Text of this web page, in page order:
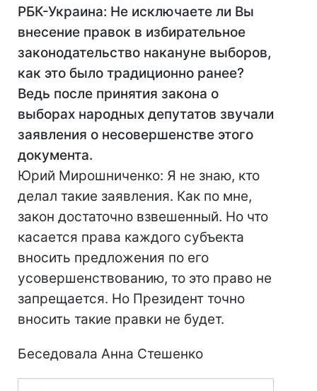
РБК-Украина: Не исключаете ли Вы
внесение правок в избирательное
законодательство накануне выборов,
как это было традиционно ранее?
Ведь после принятия закона о
выборах народных депутатов звучали
заявления о несовершенстве этого
документа.
Юрий Мирошниченко: Я не знаю, кто
делал такие заявления. Как по мне,
закон достаточно взвешенный. Но что
касается права каждого субъекта
вносить предложения по его
усовершенствованию, то это право не
запрещается. Но Президент точно
вносить такие правки не будет.
Беседовала Анна Стешенко